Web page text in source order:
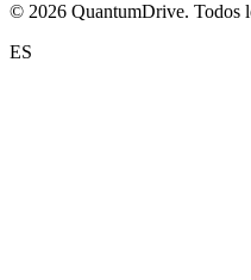
© 2026 QuantumDrive. Todos
ES